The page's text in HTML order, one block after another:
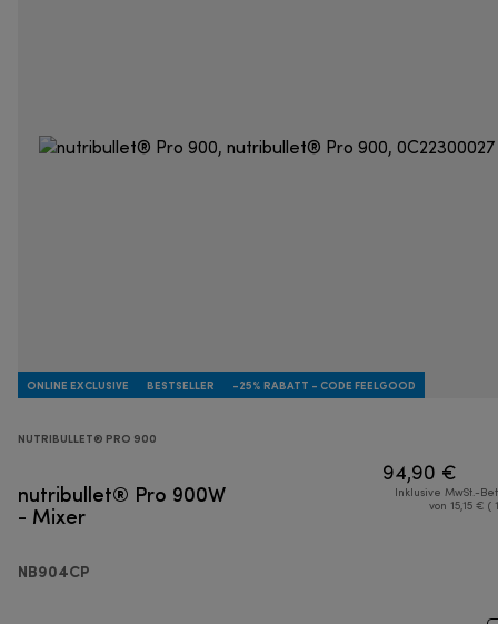
ONLINE EXCLUSIVE BESTSELLER -25% RABATT - CODE FEELGOOD
NUTRIBULLET® PRO 900
nutribullet® Pro 900W
- Mixer
NB904CP
94,90 €
Inklusive MwSt.-
von 15,15 € (